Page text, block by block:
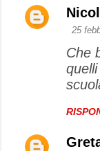
25
Che